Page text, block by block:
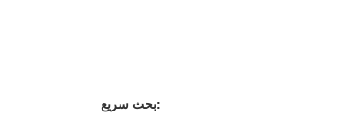
بحث سريع: